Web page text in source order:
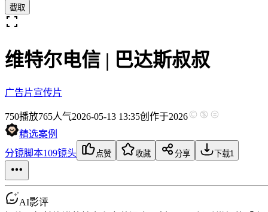
截取
维特尔电信 | 巴达斯叔叔
广告片宣传片
750播放765人气2026-05-13 13:35创作于2026
精选案例
分镜脚本109镜头 点赞 收藏 分享 下载1
AI影评